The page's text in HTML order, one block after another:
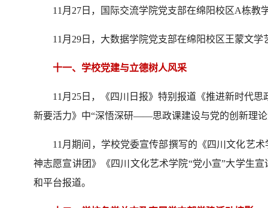
11月27日，国际交流学院党支部在绵阳校区A栋教
11月29日，大数据学院党支部在绵阳校区王蒙文
十一、学校党建与立德树人风采
11月25日，《四川日报》特别报道《推进新时代
新要活力》中“深悟深研——思政课建设与党的创新理
11月期间，学校党委宣传部撰写的《四川文化艺
神志愿宣讲团》《四川文化艺术学院“党小宣”大学生
和平台报道。